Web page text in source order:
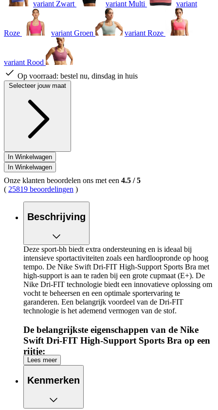
variant Zwart variant Multi variant
Roze variant Groen variant Roze
variant Rood
Op voorraad: bestel nu, dinsdag in huis
Selecteer jouw maat
In Winkelwagen
In Winkelwagen
Onze klanten beoordelen ons met een 4.5 /5
( 25819 beoordelingen )
Beschrijving
Deze sport-bh biedt extra ondersteuning en is ideaal bij
intensieve sportactiviteiten zoals een hardloopronde op hoog
tempo. De Nike Swift Dri-FIT High-Support Sports Bra met
high-support is aan te raden bij een grote cupmaat (E+). De
Nike Dri-FIT technologie biedt een innovatieve oplossing om
vocht te beheersen en een optimale sportervaring te
garanderen. Een belangrijk voordeel van de Dri-FIT
technologie is het ademend vermogen van de stof.
De belangrijkste eigenschappen van de Nike
Swift Dri-FIT High-Support Sports Bra op een
rijtje:
Geschikt voor intensieve hardloopsessies
overtollig zweet af te voeren.
Racerback-design voor extra comfort
Lees meer
Kenmerken